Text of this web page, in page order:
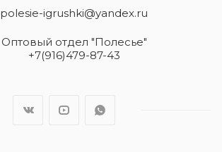
polesie-igrushki@yandex.ru
Оптовый отдел "Полесье"
+7(916)479-87-43